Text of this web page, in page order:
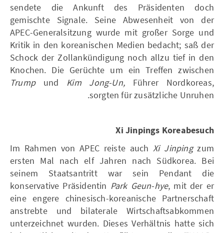
sendete die Ankunft des Präsidenten doch
gemischte Signale. Seine Abwesenheit von der
APEC-Generalsitzung wurde mit großer Sorge und
Kritik in den koreanischen Medien bedacht; saß der
Schock der Zollankündigung noch allzu tief in den
Knochen. Die Gerüchte um ein Treffen zwischen
Trumpund Kim Jong-Un, Führer Nordkoreas,
sorgten für zusätzliche Unruhen.
Xi Jinpings Koreabesuch
Im Rahmen von APEC reiste auchXi Jinpingzum
ersten Mal nach elf Jahren nach Südkorea. Bei
seinem Staatsantritt war sein Pendant die
konservative Präsidentin Park Geun-hye, mit der er
eine engere chinesisch-koreanische Partnerschaft
anstrebte und bilaterale Wirtschaftsabkommen
unterzeichnet wurden. Dieses Verhältnis hatte sich